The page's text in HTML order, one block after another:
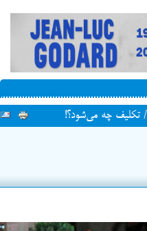
/ تکلیف چه می‌شود؟!